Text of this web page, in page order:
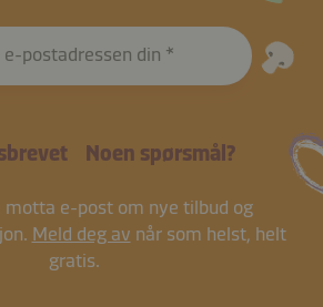
e-postadressen din
Noen spørsmål?
motta e-post om nye tilbud og
Meld deg av når som helst, helt
gratis.